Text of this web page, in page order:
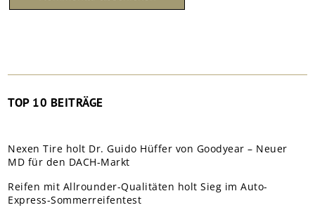
TOP 10 BEITRÄGE
Nexen Tire holt Dr. Guido Hüffer von Goodyear – Neuer
MD für den DACH-Markt
Reifen mit Allrounder-Qualitäten holt Sieg im Auto-
Express-Sommerreifentest